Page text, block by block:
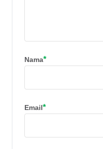
Nama*
Email*